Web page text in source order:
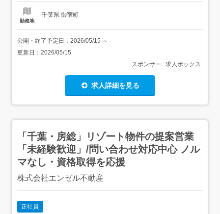
勤務地
千葉県 御宿町
公開・終了予定日： 2026/05/15 ～
更新日： 2026/05/15
スポンサー : 求人ボックス
求人詳細を見る
「千葉・房総」リゾート物件の提案営業
「未経験歓迎」/問い合わせ対応中心 ノル
マなし・資格取得を応援
株式会社エンゼル不動産
正社員